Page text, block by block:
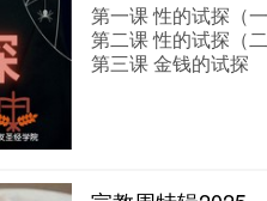
第一课 性的试探（一
第二课 性的试探（二
第三课 金钱的试探